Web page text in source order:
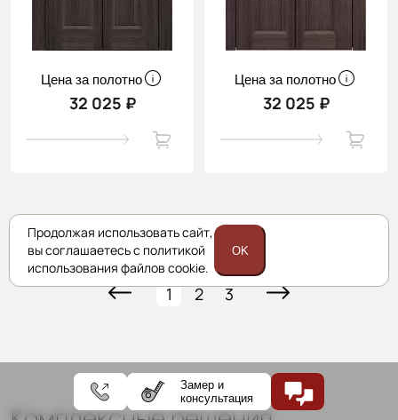
Цена за полотно
32 025 ₽
Цена за полотно
32 025 ₽
Показать ещё
1 2 3
Замер и
консультация
Продолжая использовать сайт,
вы соглашаетесь с политикой
использования файлов cookie.
OK